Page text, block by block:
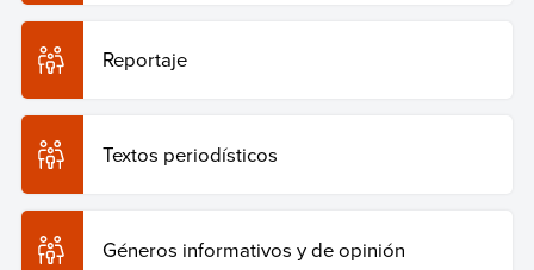
Reportaje
Textos periodísticos
Géneros informativos y de opinión